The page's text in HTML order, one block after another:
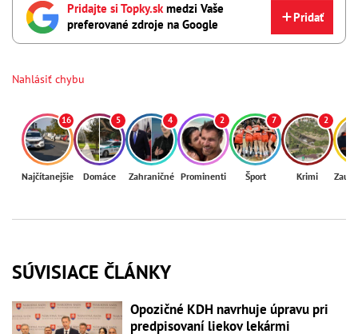
Pridajte si Topky.skmedzi Vaše
preferované zdroje na Google
Pridať
Nahlásiť chybu
16
Najčítanejšie
5
Domáce
4
Zahraničné
2
Prominenti
7
Šport
2
Krimi
SÚVISIACE ČLÁNKY
Opozičné KDH navrhuje úpravu pri
predpisovaní liekov lekármi